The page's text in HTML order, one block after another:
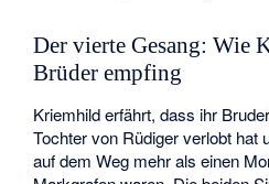
Der vierte Gesang: Wie
Brüder empfing
Kriemhild erfährt, dass ihr
Tochter von Rüdiger verlobt hat
auf dem Weg mehr als einen